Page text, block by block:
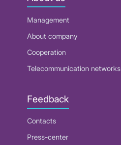
Management
About company
Cooperation
Telecommunication networks
Feedback
Contacts
Press-center